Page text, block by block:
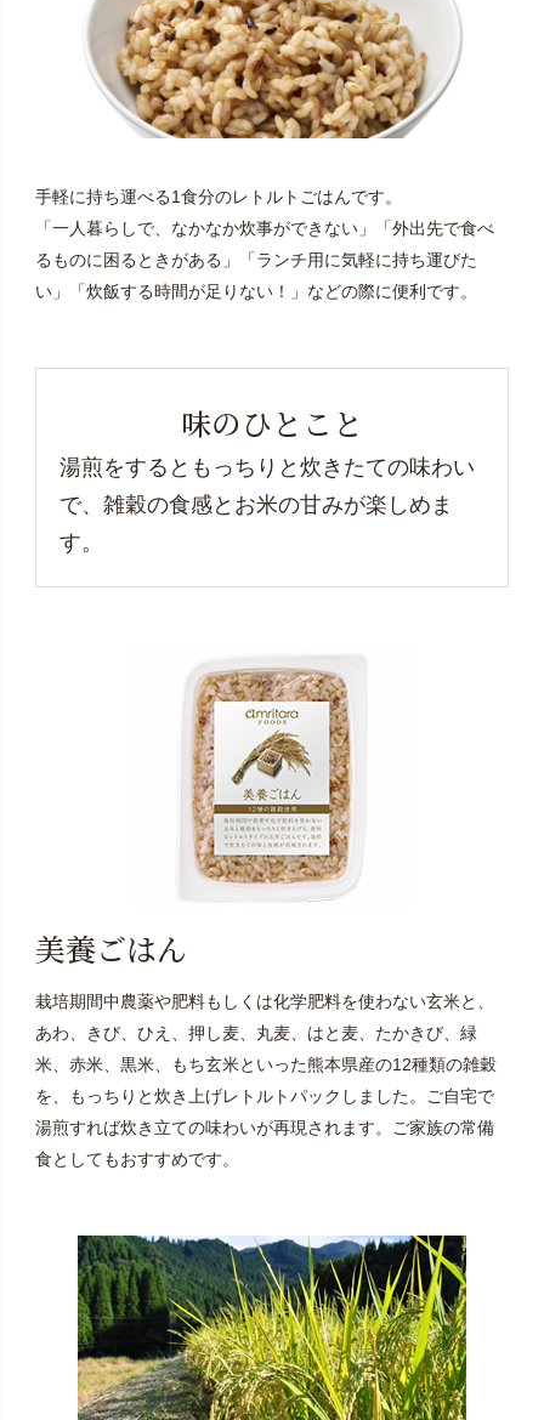
手軽に持ち運べる1食分のレトルトごはんです。
「一人暮らしで、なかなか炊事ができない」「外出先で食べ
るものに困るときがある」「ランチ用に気軽に持ち運びた
い」「炊飯する時間が足りない！」などの際に便利です。
味のひとこと
湯煎をするともっちりと炊きたての味わい
で、雑穀の食感とお米の甘みが楽しめま
す。
美養ごはん
栽培期間中農薬や肥料もしくは化学肥料を使わない玄米と、
あわ、きび、ひえ、押し麦、丸麦、はと麦、たかきび、緑
米、赤米、黒米、もち玄米といった熊本県産の12種類の雑穀
を、もっちりと炊き上げレトルトパックしました。ご自宅で
湯煎すれば炊き立ての味わいが再現されます。ご家族の常備
食としてもおすすめです。